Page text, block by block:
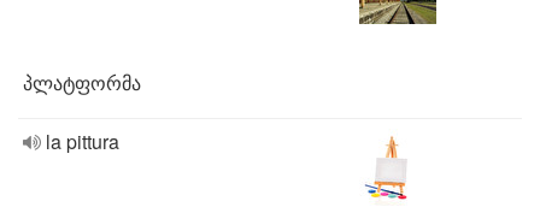
პლატფორმა
la pittura